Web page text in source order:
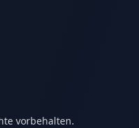
vorbehalten.